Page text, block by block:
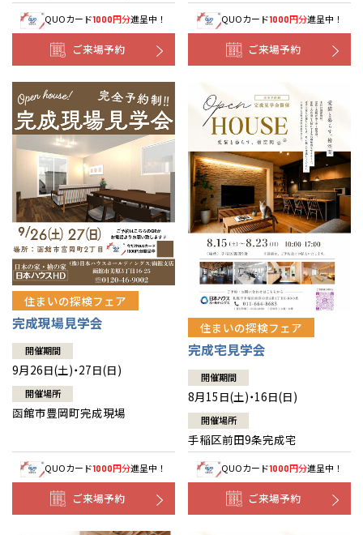
QUOカード1000円分進呈中！
ご来場予約
QUOカード1000円分進呈中！
ご来場予約
住まいの探検フェア
完成現場見学会
開催期間
9月26日(土)・27日(日)
開催場所
函館市豊岡町完成現場
QUOカード1000円分進呈中！
ご来場予約
住まいの探検フェア
完成宅見学会
開催期間
8月15日(土)・16日(日)
開催場所
手稲区前田9条完成宅
QUOカード1000円分進呈中！
ご来場予約